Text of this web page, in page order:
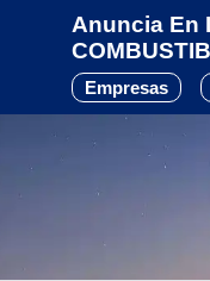
Anuncia En
Empresas